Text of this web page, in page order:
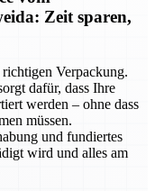
Zeit sparen,
Verpackung.
dafür, dass Ihre
werden – ohne dass
müssen.
und fundiertes
wird und alles am